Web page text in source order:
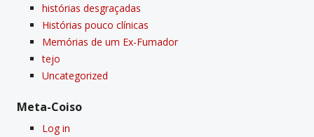
histórias desgraçadas
Histórias pouco clí­nicas
Memórias de um Ex-Fumador
tejo
Uncategorized
Meta-Coiso
Log in